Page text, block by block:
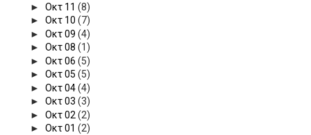
► Οκτ 11 (8)
► Οκτ 10 (7)
► Οκτ 09 (4)
► Οκτ 08 (1)
► Οκτ 06 (5)
► Οκτ 05 (5)
► Οκτ 04(4)
► Οκτ 03 (3)
► Οκτ 02 (2)
► Οκτ 01 (2)